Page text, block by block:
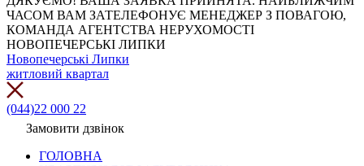
ЧАСОМ ВАМ ЗАТЕЛЕФОНУЄ МЕНЕДЖЕР З ПОВАГОЮ,
КОМАНДА АГЕНТСТВА НЕРУХОМОСТІ
НОВОПЕЧЕРСЬКІ ЛИПКИ
Новопечерські Липки
житловий квартал
(044)22 000 22
Замовити дзвінок
ГОЛОВНА